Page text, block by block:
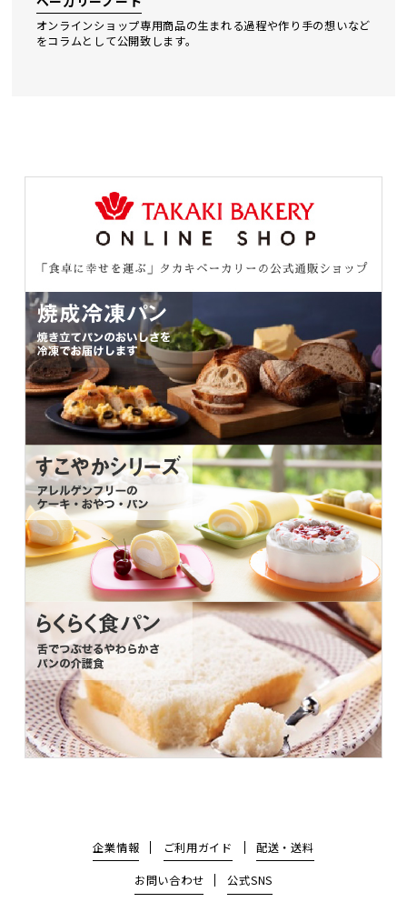
オンラインショップ専⽤商品の⽣まれる過程や作り⼿の想いなど
をコラムとして公開致します。
企業情報 ご利用ガイド 配送・送料
お問い合わせ 公式SNS